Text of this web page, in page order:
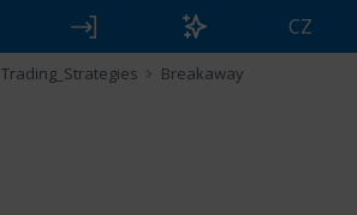
CZ
Trading_Strategies Breakaway